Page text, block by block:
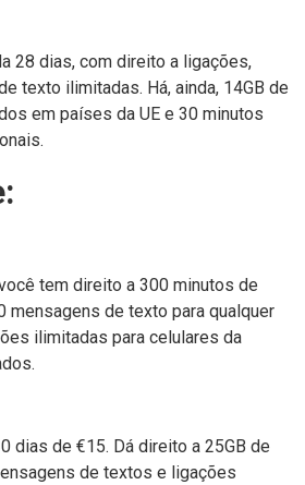
28 dias, com direito a ligações,
texto ilimitadas. Há, ainda, 14GB de
em países da UE e 30 minutos
tem direito a 300 minutos de
mensagens de texto para qualquer
ilimitadas para celulares da
dias de €15. Dá direito a 25GB de
de textos e ligações